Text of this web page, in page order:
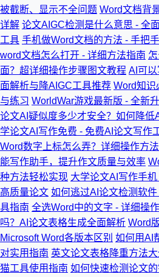
被截断、显示不全问题 Word文档背
详解 论文AIGC检测是什么意思 - 全
工具 手机做Word文档的方法 - 手把
word文档怎么打开 - 详细方法指南
面？超详细操作步骤图文教程 AI可
面解析与降AIGC工具推荐 Word知识
与练习 WorldWar游戏最新版 - 全新
论文AI疑似度多少才安全？如何降低
学论文AI写作免费 - 免费AI论文写作
Word数字上标怎么弄？详细操作方
能写作助手，提升作文质量与效率
种方法轻松实现 大学论文AI写作手
高质量论文 如何逃过AI论文检测软
具指南 全选Word中的文字 - 详细操
吗？AI论文表格生成全面解析 Word
Microsoft Word各版本区别 如何用AI
对实用指南 英文论文表格降重方法
猫工具使用指南 如何快速检测论文